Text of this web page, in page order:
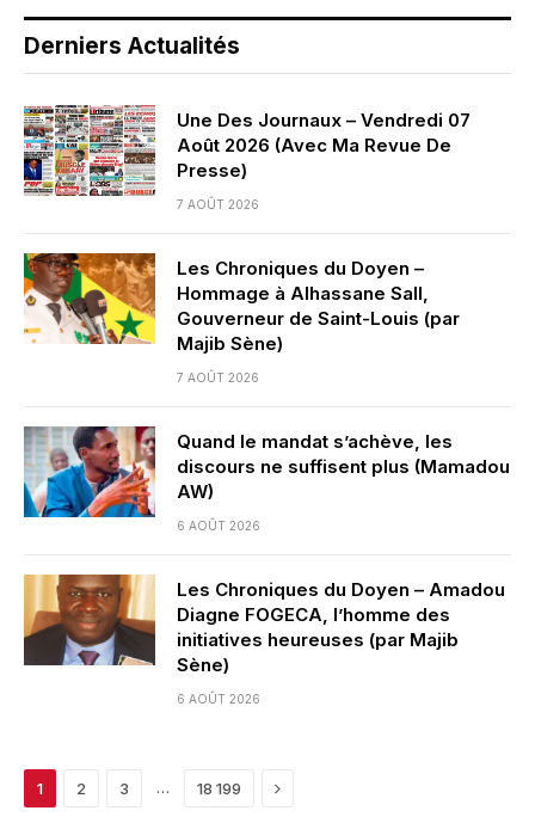
Derniers Actualités
Une Des Journaux – Vendredi 07
Août 2026 (Avec Ma Revue De
Presse)
7 AOÛT 2026
Les Chroniques du Doyen –
Hommage à Alhassane Sall,
Gouverneur de Saint-Louis (par
Majib Sène)
7 AOÛT 2026
Quand le mandat s’achève, les
discours ne suffisent plus (Mamadou
AW)
6 AOÛT 2026
Les Chroniques du Doyen – Amadou
Diagne FOGECA, l’homme des
initiatives heureuses (par Majib
Sène)
6 AOÛT 2026
1 2 3 … 18 199 Next